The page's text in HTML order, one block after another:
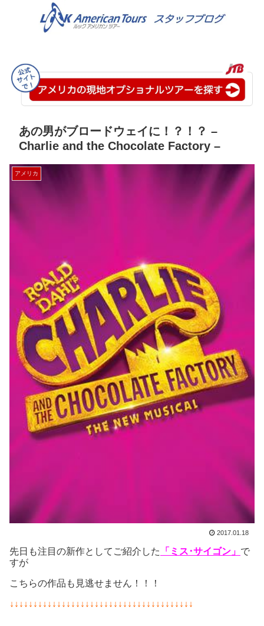
あの男がブロードウェイに！？！？ –
Charlie and the Chocolate Factory –
アメリカ
2017.01.18
先日も注目の新作としてご紹介した 「ミス･サイゴン」 で
すが
こちらの作品も見逃せません！！！
↓↓↓↓↓↓↓↓↓↓↓↓↓↓↓↓↓↓↓↓↓↓↓↓↓↓↓↓↓↓↓↓↓↓↓↓↓↓↓